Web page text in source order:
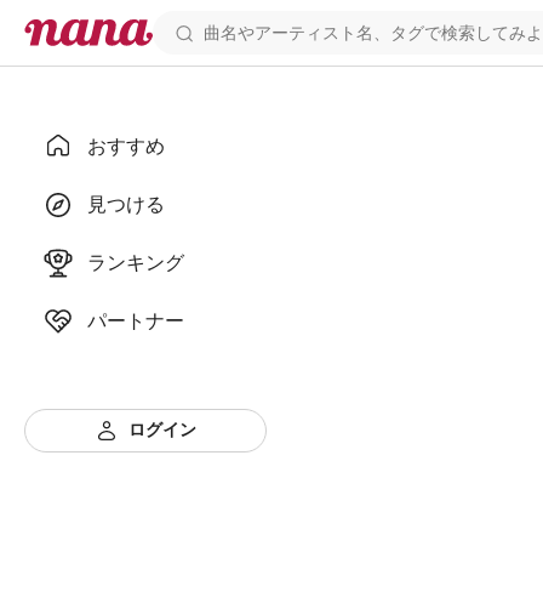
おすすめ
見つける
ランキング
パートナー
ログイン